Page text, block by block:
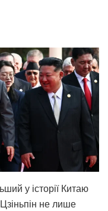
у історії Китаю
не лише